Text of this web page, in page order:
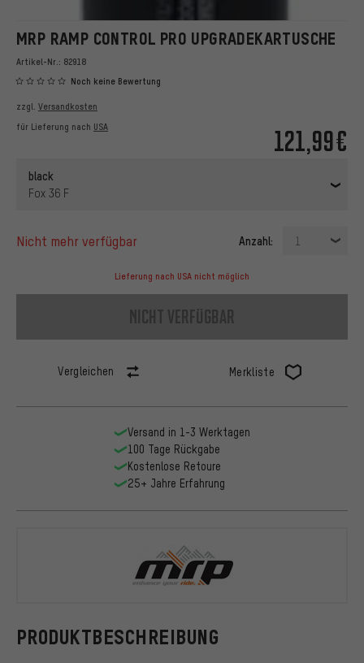
MRP RAMP CONTROL PRO UPGRADEKARTUSCHE
Artikel-Nr.: 82918
Noch keine Bewertung
121,99€
zzgl. Versandkosten
für Lieferung nach USA
black
Fox 36 F
nicht mehr verfügbar Anzahl: 1
Lieferung nach USA nicht möglich
nicht verfügbar
Vergleichen Merkliste
PRODUKTBESCHREIBUNG
Versand in 1-3 Werktagen
100 Tage Rückgabe
Kostenlose Retoure
25+ Jahre Erfahrung